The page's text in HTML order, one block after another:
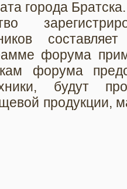
города Братска.
форума
форума
будут
продукции,